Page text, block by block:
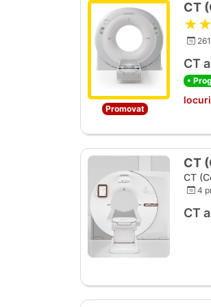
Promovat
CT
CT
•
locuri
CT
CT
4
CT